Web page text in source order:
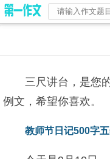
三尺讲台，是您
例文，希望你喜欢。
教师节日记500字